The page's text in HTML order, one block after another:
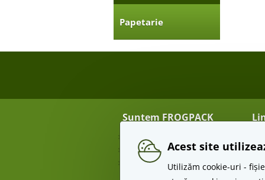
Papetarie
Suntem FROGPACK
Contact
Angro
Acest site
Utilizăm cookie-uri -